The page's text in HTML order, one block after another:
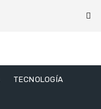
TECNOLOGÍA